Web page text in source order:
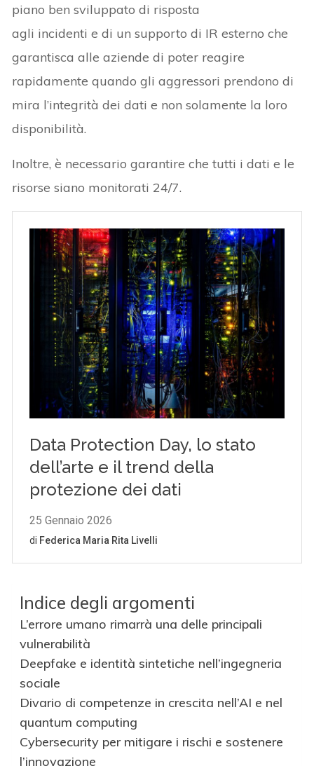
piano ben sviluppato di risposta
agli incidenti e di un supporto di IR esterno che
garantisca alle aziende di poter reagire
rapidamente quando gli aggressori prendono di
mira l’integrità dei dati e non solamente la loro
disponibilità.
Inoltre, è necessario garantire che tutti i dati e le
risorse siano monitorati 24/7.
Indice degli argomenti
L’errore umano rimarrà una delle principali
vulnerabilità
Deepfake e identità sintetiche nell’ingegneria
sociale
Divario di competenze in crescita nell’AI e nel
quantum computing
Cybersecurity per mitigare i rischi e sostenere
l’innovazione